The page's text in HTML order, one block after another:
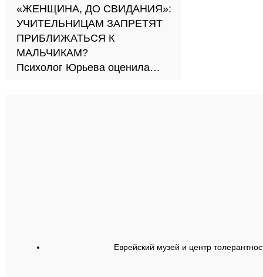
«ЖЕНЩИНА, ДО СВИДАНИЯ»:
УЧИТЕЛЬНИЦАМ ЗАПРЕТЯТ
ПРИБЛИЖАТЬСЯ К
МАЛЬЧИКАМ?
Психолог Юрьева оценила
Еврейский музей и центр